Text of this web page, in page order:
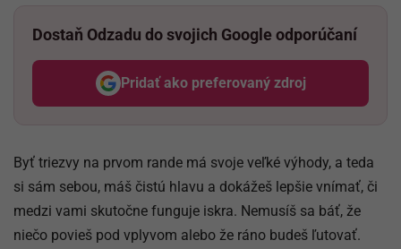
Dostaň Odzadu do svojich Google odporúčaní
Pridať ako preferovaný zdroj
Odzadu, odkaz sa otvorí v
Byť triezvy na prvom rande má svoje veľké výhody, a teda
si sám sebou, máš čistú hlavu a dokážeš lepšie vnímať, či
medzi vami skutočne funguje iskra. Nemusíš sa báť, že
niečo povieš pod vplyvom alebo že ráno budeš ľutovať.